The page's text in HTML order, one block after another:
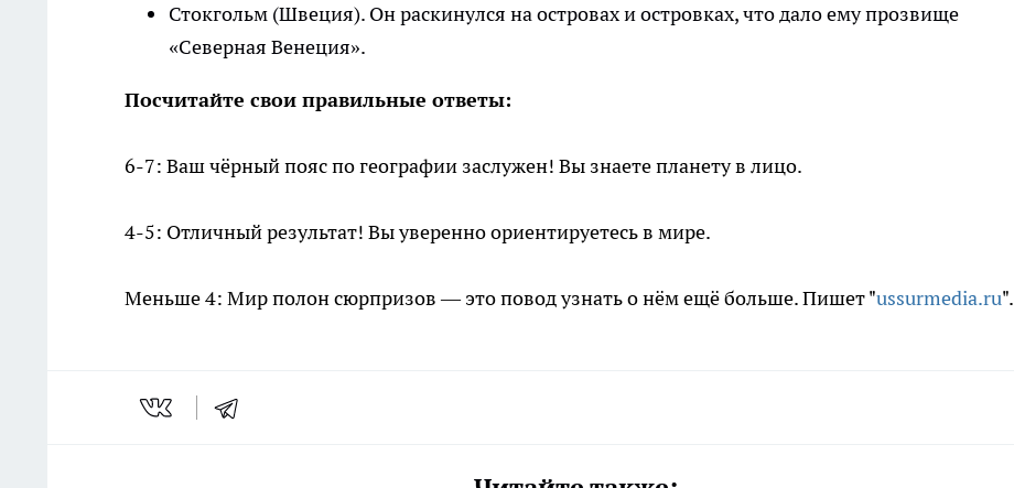
Стокгольм (Швеция). Он раскинулся на островах и островках, что дало ему прозвище
«Северная Венеция».
Посчитайте свои правильные ответы:
6-7: Ваш чёрный пояс по географии заслужен! Вы знаете планету в лицо.
4-5: Отличный результат! Вы уверенно ориентируетесь в мире.
Меньше 4: Мир полон сюрпризов — это повод узнать о нём ещё больше. Пишет "ussurmedia.ru".